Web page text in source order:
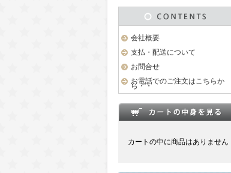
会社概要
支払・配送について
お問合せ
お電話でのご注文はこちらか
ら・・
カートの中に商品はありません